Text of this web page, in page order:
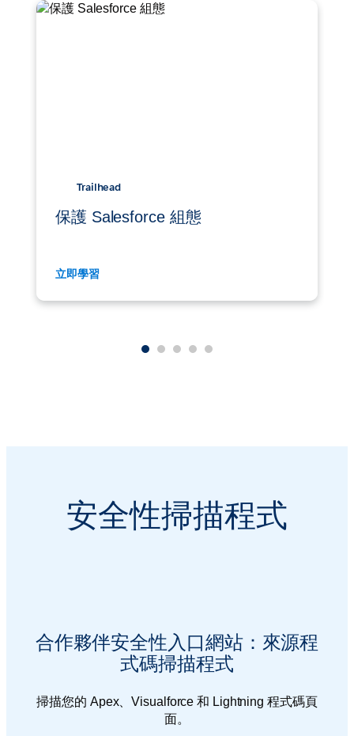
Trailhead
保護 Salesforce 組態
立即學習
安全性掃描程式
合作夥伴安全性入口網站：來源程
式碼掃描程式
掃描您的 Apex、Visualforce 和 Lightning 程式碼頁
面。